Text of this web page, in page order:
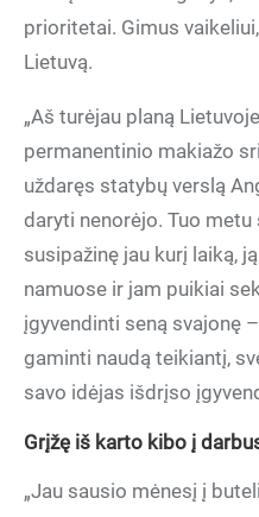
prioritetai. Gimus
Lietuvą.
„Aš turėjau planą
permanentinio makiažo
uždaręs statybų verslą
daryti nenorėjo. Tuo
susipažinę jau kurį laiką,
namuose ir jam puikiai
įgyvendinti seną svajonę
gaminti naudą teikiantį,
savo idėjas išdrįso
Grįžę iš karto kibo į
„Jau sausio mėnesį į